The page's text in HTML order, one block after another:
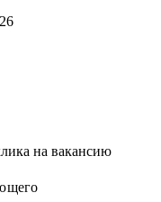
на вакансию